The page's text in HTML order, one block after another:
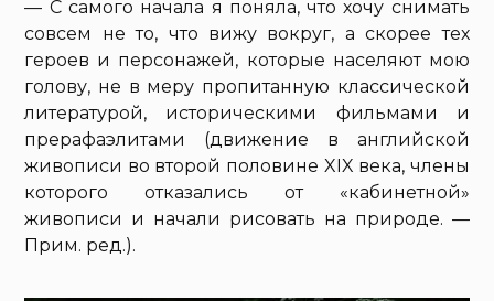
— С самого начала я поняла, что хочу снимать
совсем не то, что вижу вокруг, а скорее тех
героев и персонажей, которые населяют мою
голову, не в меру пропитанную классической
литературой, историческими фильмами и
прерафаэлитами (движение в английской
живописи во второй половине XIX века, члены
которого отказались от «кабинетной»
живописи и начали рисовать на природе. —
Прим. ред.).